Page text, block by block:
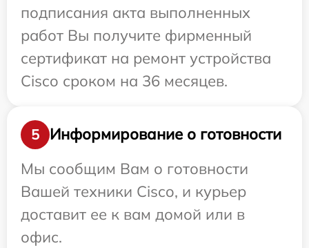
подписания акта выполненных
работ Вы получите фирменный
сертификат на ремонт устройства
Cisco сроком на 36 месяцев.
5
Информирование о готовности
Мы сообщим Вам о готовности
Вашей техники Cisco, и курьер
доставит ее к вам домой или в
офис.